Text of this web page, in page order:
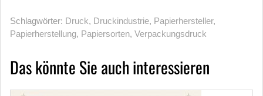
Schlagwörter: Druck, Druckindustrie, Papierhersteller,
Papierherstellung, Papiersorten, Verpackungsdruck
Das könnte Sie auch interessieren